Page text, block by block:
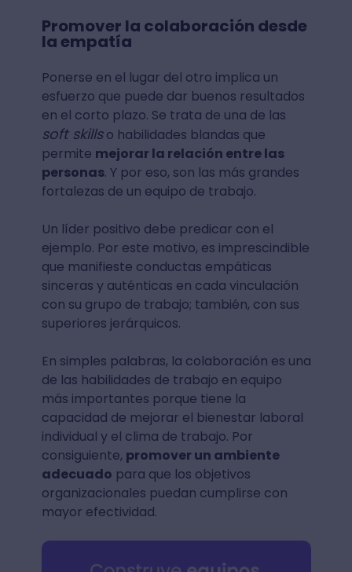
Promover la colaboración desde
la empatía
Ponerse en el lugar del otro implica un
esfuerzo que puede dar buenos resultados
en el corto plazo. Se trata de una de las
soft skillso habilidades blandas que
permite mejorar la relación entre las
personas. Y por eso, son las más grandes
fortalezas de un equipo de trabajo.
Un líder positivo debe predicar con el
ejemplo. Por este motivo, es imprescindible
que manifieste conductas empáticas
sinceras y auténticas en cada vinculación
con su grupo de trabajo; también, con sus
superiores jerárquicos.
En simples palabras, la colaboración es una
de las habilidades de trabajo en equipo
más importantes porque tiene la
capacidad de mejorar el bienestar laboral
individual y el clima de trabajo. Por
consiguiente, promover un ambiente
adecuado para que los objetivos
organizacionales puedan cumplirse con
mayor efectividad.